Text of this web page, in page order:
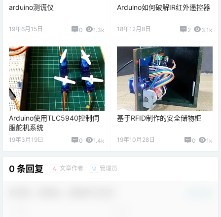
arduino测谎仪
19年6月15日 0 1.3k
Arduino如何破解IR红外遥控器
18年12月8日 2 3.1k
Arduino使用TLC5940控制伺
服舵机系统
19年3月19日 0 1.4k
基于RFID制作的安全储物柜
19年10月28日 0 1k
0 条回复 A 文章作者 M 管理员